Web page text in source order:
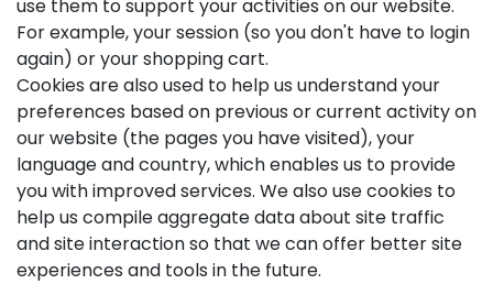
use them to support your activities on our website.
For example, your session (so you don't have to login
again) or your shopping cart.
Cookies are also used to help us understand your
preferences based on previous or current activity on
our website (the pages you have visited), your
language and country, which enables us to provide
you with improved services. We also use cookies to
help us compile aggregate data about site traffic
and site interaction so that we can offer better site
experiences and tools in the future.